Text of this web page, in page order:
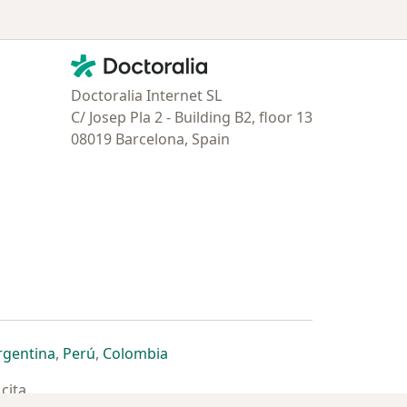
Contacto
Doctoralia - Página de inicio
Doctoralia Internet SL
C/ Josep Pla 2 - Building B2, floor 13
08019 Barcelona, Spain
pestaña
una nueva pestaña
en una nueva pestaña
se abre en una nueva pestaña
, Perúse abre en una nueva pestaña
, Colombiase abre en una nueva pestaña